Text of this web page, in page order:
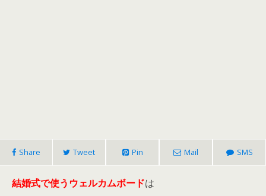
Share Tweet Pin Mail SMS
結婚式で使うウェルカムボードは